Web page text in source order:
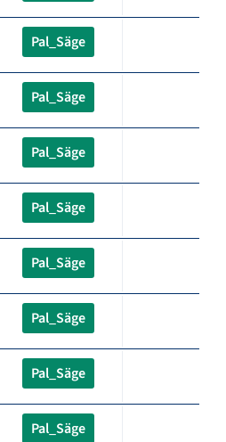
Pal_Säge
Pal_Säge
Pal_Säge
Pal_Säge
Pal_Säge
Pal_Säge
Pal_Säge
Pal_Säge